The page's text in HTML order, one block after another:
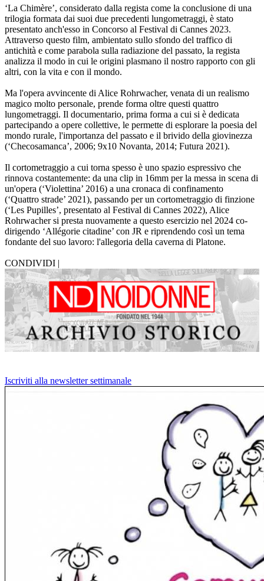
‘La Chimère’, considerato dalla regista come la conclusione di una
trilogia formata dai suoi due precedenti lungometraggi, è stato
presentato anch'esso in Concorso al Festival di Cannes 2023.
Attraverso questo film, ambientato sullo sfondo del traffico di
antichità e come parabola sulla radiazione del passato, la regista
analizza il modo in cui le origini plasmano il nostro rapporto con gli
altri, con la vita e con il mondo.
Ma l'opera avvincente di Alice Rohrwacher, venata di un realismo
magico molto personale, prende forma oltre questi quattro
lungometraggi. Il documentario, prima forma a cui si è dedicata
partecipando a opere collettive, le permette di esplorare la poesia del
mondo rurale, l'importanza del passato e il brivido della giovinezza
(‘Checosamanca’, 2006; 9x10 Novanta, 2014; Futura 2021).
Il cortometraggio a cui torna spesso è uno spazio espressivo che
rinnova costantemente: da una clip in 16mm per la messa in scena di
un'opera (‘Violettina’ 2016) a una cronaca di confinamento
(‘Quattro strade’ 2021), passando per un cortometraggio di finzione
(‘Les Pupilles’, presentato al Festival di Cannes 2022), Alice
Rohrwacher si presta nuovamente a questo esercizio nel 2024 co-
dirigendo ‘Allégorie citadine’ con JR e riprendendo così un tema
fondante del suo lavoro: l'allegoria della caverna di Platone.
CONDIVIDI |
Iscriviti alla newsletter settimanale